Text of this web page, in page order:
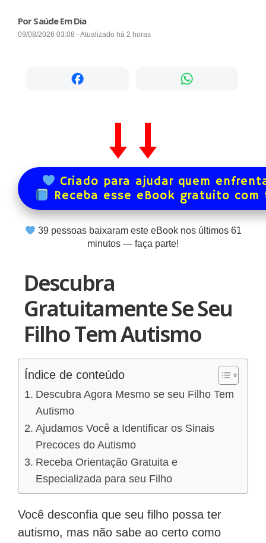
Por Saúde Em Dia
09/08/2026 03:08 - Atualizado há 2 horas
Criado para ajudar quem
Receba esse eBook gratuito
39pessoas baixaram este eBook nos últimos 61
minutos — faça parte!
Descubra
Gratuitamente Se Seu
Filho Tem Autismo
Índice de conteúdo
Descubra Agora Mesmo se seu Filho Tem
Autismo
Ajudamos Você a Identificar os Sinais
Precoces do Autismo
Receba Orientação Gratuita e
Especializada para seu Filho
Você desconfia que seu filho possa ter
autismo, mas não sabe ao certo como